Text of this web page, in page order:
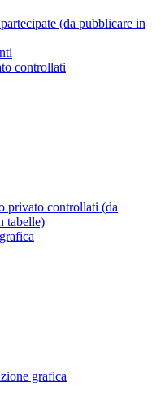
(da pubblicare in
controllati
privato controllati (da
tabelle)
grafica